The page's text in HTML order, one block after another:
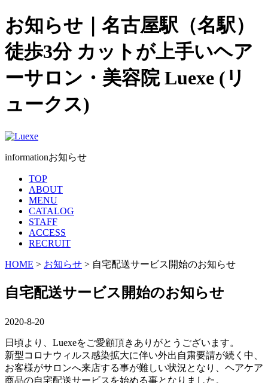
お知らせ｜名古屋駅（名駅）
徒歩3分 カットが上手いヘア
ーサロン・美容院 Luexe (リ
ュークス)
informationお知らせ
TOP
ABOUT
MENU
CATALOG
STAFF
ACCESS
RECRUIT
HOME > お知らせ > 自宅配送サービス開始のお知らせ
自宅配送サービス開始のお知らせ
2020-8-20
日頃より、Luexeをご愛顧頂きありがとうございます。
新型コロナウィルス感染拡大に伴い外出自粛要請が続く中、
お客様がサロンへ来店する事が難しい状況となり、ヘアケア
商品の自宅配送サービスを始める事となりました。